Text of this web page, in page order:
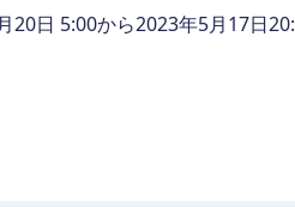
20日 5:00から2023年5月17日